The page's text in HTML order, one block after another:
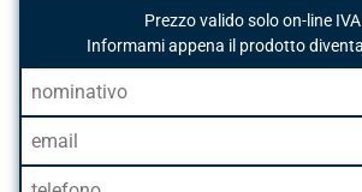
Prezzo valido solo on-line
Informami appena il prodotto